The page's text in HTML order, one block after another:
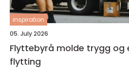
inspiration
05. July 2026
Flyttebyrå molde trygg og effektiv hjelp til
flytting